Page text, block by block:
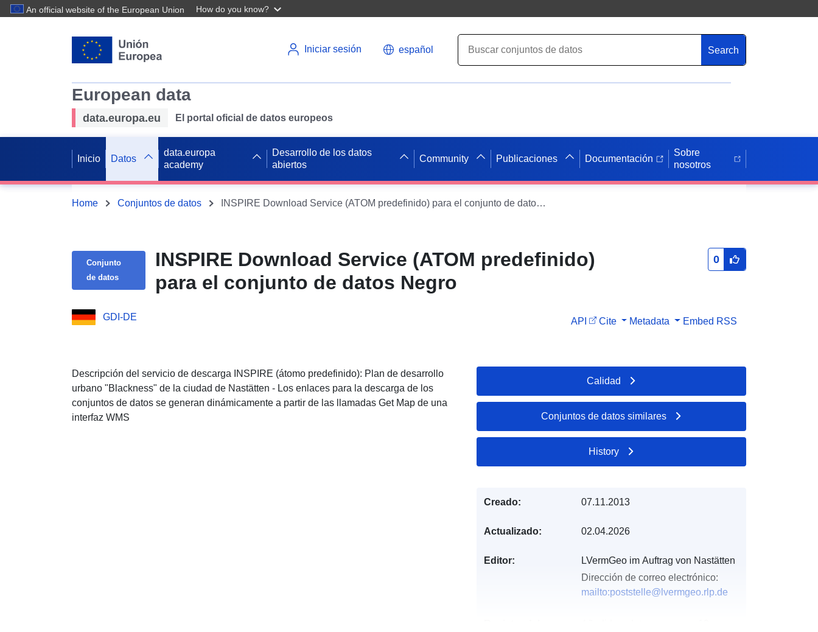
An official website of the European Union How do you know?
Iniciar sesión español Search
European data
data.europa.eu El portal oficial de datos europeos
Inicio Datos
data.europa
academy
Desarrollo de los datos
abiertos
Community Publicaciones Documentación
Sobre
nosotros
Home Conjuntos de datos INSPIRE Download Service (ATOM predefinido) para el conjunto de datos Negro
Conjunto
de datos
INSPIRE Download Service (ATOM predefinido)
para el conjunto de datos Negro
0
GDI-DE API Cite Metadata Embed RSS
Descripción del servicio de descarga INSPIRE (átomo predefinido): Plan de desarrollo
urbano "Blackness" de la ciudad de Nastätten - Los enlaces para la descarga de los
conjuntos de datos se generan dinámicamente a partir de las llamadas Get Map de una
interfaz WMS
Calidad
Conjuntos de datos similares
History
Creado: 07.11.2013
Actualizado: 02.04.2026
Editor:
LVermGeo im Auftrag von Nastätten
Dirección de correo electrónico:
mailto:poststelle@lvermgeo.rlp.de